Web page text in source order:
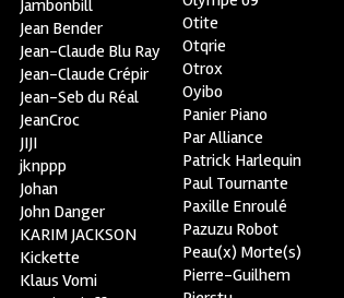
Jambonbill
Jean Bender
Jean-Claude Blu Ray
Jean-Claude Crépir
Jean-Seb du Réal
JeanCroc
JIJI
jknppp
Johan
John Danger
KARIM JACKSON
Kickette
Klaus Vomi
Otite
Otqrie
Otrox
Oyibo
Panier Piano
Par Alliance
Patrick Harlequin
Paul Tournante
Paxille Enroulé
Pazuzu Robot
Peau(x) Morte(s)
Pierre-Guilhem